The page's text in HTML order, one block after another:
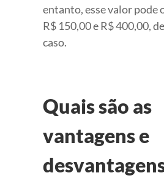
entanto, esse valor pode
R$ 150,00 e R$ 400,00,
caso.
Quais são as
vantagens e